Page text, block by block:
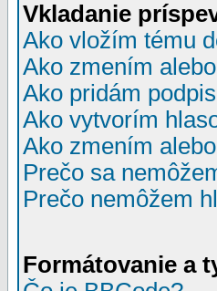
Vkladanie
Ako vložím tému
Ako zmením
Ako pridám
Ako vytvorím
Ako zmením
Prečo sa
Prečo nemôžem
Formátovanie a